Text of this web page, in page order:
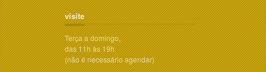
visite
Terça a domingo,
das 11h às 19h
(não é necessário agendar)